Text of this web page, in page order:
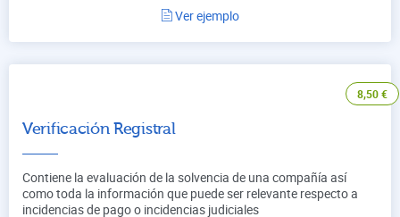
Ver ejemplo
8,50€
Verificación Registral
Contiene la evaluación de la solvencia de una compañía así
como toda la información que puede ser relevante respecto a
incidencias de pago o incidencias judiciales